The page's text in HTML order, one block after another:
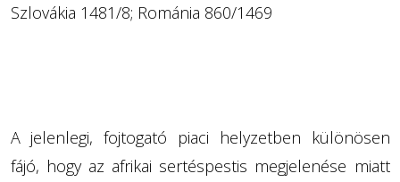
Szlovákia 1481/8; Románia 860/1469
A jelenlegi, fojtogató piaci helyzetben különösen
fájó, hogy az afrikai sertéspestis megjelenése miatt